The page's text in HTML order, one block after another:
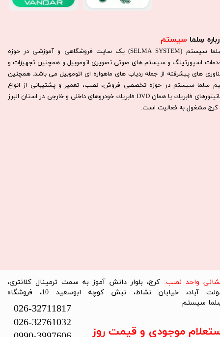
سِلما سیستم​​​​​​​
سِلما سيستم (SELMA SYSTEM) یک سایت فروشگاهی و آموزشی در حوزه
اسپورتینگ و سیستم های صوتی تصویری اتوموبیل و همچنین تجهیزات و
های پیشرفته از جمله ردیاب های ماهواره ای اتوموبیل می باشد. همچنين
سلما سيستم در حوزه تخصصی فروش، نصب، تعمير و پشتيبانی از انواع
مانيتورهای فابريك يا همان DVD فابريك خودروهای داخلی و خارجی در استان البرز
كرج مشغول به فعاليت است.​​​​​​​
واحد نصب: کرج، بلوار دانش آموز به سمت ترمینال کلانتری،
دولت آباد، خیابان نشاط، نبش کوچه ابوسعید 10، فروشگاه
سیستم​​​​​​​
026-32711817
026-32761032
موجودی و قیمت روز